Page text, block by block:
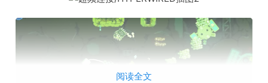
阅读全文